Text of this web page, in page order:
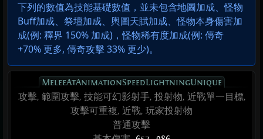
下列的數值為技能基礎數值，並未包含地圖加成、怪物
Buff加成、祭壇加成、輿圖天賦加成、怪物本身傷害加
成(例: 釋界 150% 加成)，怪物稀有度加成(例: 傳奇
+70% 更多, 傳奇攻擊 33% 更少)。
MeleeAtAnimationSpeedLightningUnique
攻擊, 範圍攻擊, 技能可幻影射手, 投射物, 近戰單一目標,
攻擊可重複, 近戰, 玩家投射物
普通攻擊